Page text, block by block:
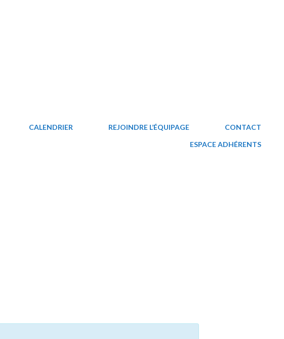
CALENDRIER REJOINDRE L’ÉQUIPAGE
CONTACT
ESPACE ADHÉRENTS